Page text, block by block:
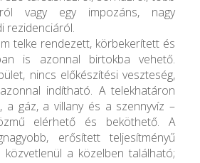
vagy egy impozáns, nagy
rezidenciáról.
telke rendezett, körbekerített és
is azonnal birtokba vehető.
nincs előkészítési veszteség,
indítható. A telekhatáron
a gáz, a villany és a szennyvíz –
elérhető és beköthető. A
erősített teljesítményű
közvetlenül a közelben található;